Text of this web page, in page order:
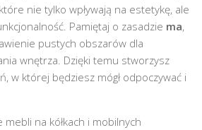
nie tylko wpływają na estetykę, ale
Pamiętaj o zasadzie ma,
pustych obszarów dla
wnętrza. Dzięki temu stworzysz
w której będziesz mógł odpoczywać i
mebli na kółkach i mobilnych